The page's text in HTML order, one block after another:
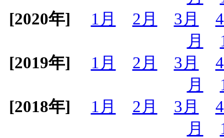
[2020年]
1月 2月 3月
月
[2019年]
1月 2月 3月
月
[2018年]
1月 2月 3月
月